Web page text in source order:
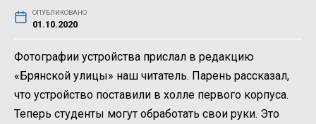
ОПУБЛИКОВАНО
01.10.2020
Фотографии устройства прислал в редакцию
«Брянской улицы» наш читатель. Парень рассказал,
что устройство поставили в холле первого корпуса.
Теперь студенты могут обработать свои руки. Это